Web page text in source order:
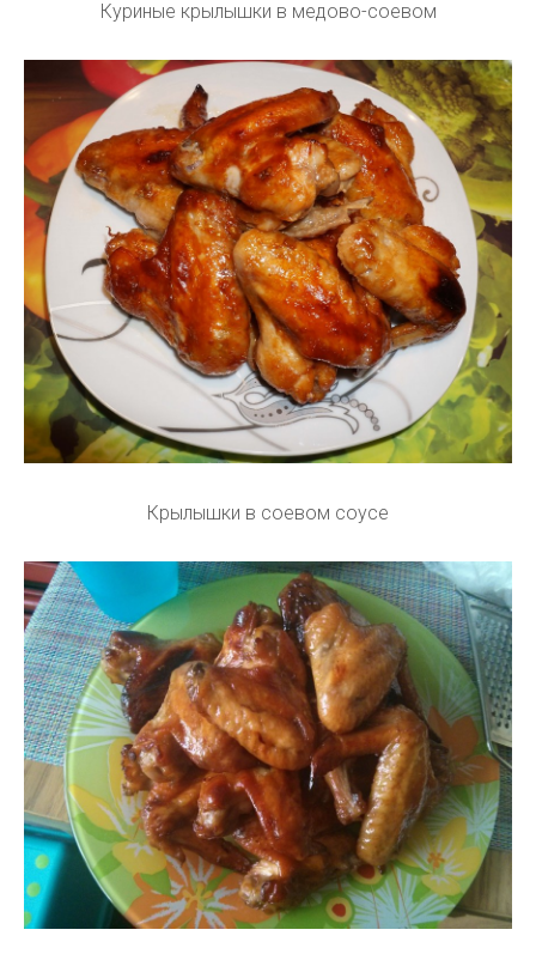
Куриные крылышки в медово-соевом
Крылышки в соевом соусе